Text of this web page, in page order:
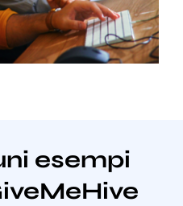
esempi